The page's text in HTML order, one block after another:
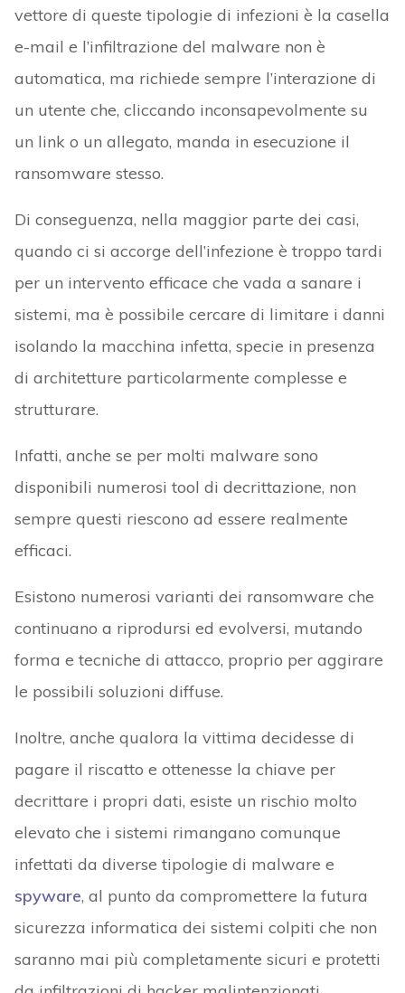
vettore di queste tipologie di infezioni è la casella
e-mail e l’infiltrazione del malware non è
automatica, ma richiede sempre l’interazione di
un utente che, cliccando inconsapevolmente su
un link o un allegato, manda in esecuzione il
ransomware stesso.
Di conseguenza, nella maggior parte dei casi,
quando ci si accorge dell’infezione è troppo tardi
per un intervento efficace che vada a sanare i
sistemi, ma è possibile cercare di limitare i danni
isolando la macchina infetta, specie in presenza
di architetture particolarmente complesse e
strutturare.
Infatti, anche se per molti malware sono
disponibili numerosi tool di decrittazione, non
sempre questi riescono ad essere realmente
efficaci.
Esistono numerosi varianti dei ransomware che
continuano a riprodursi ed evolversi, mutando
forma e tecniche di attacco, proprio per aggirare
le possibili soluzioni diffuse.
Inoltre, anche qualora la vittima decidesse di
pagare il riscatto e ottenesse la chiave per
decrittare i propri dati, esiste un rischio molto
elevato che i sistemi rimangano comunque
infettati da diverse tipologie di malware e
spyware, al punto da compromettere la futura
sicurezza informatica dei sistemi colpiti che non
saranno mai più completamente sicuri e protetti